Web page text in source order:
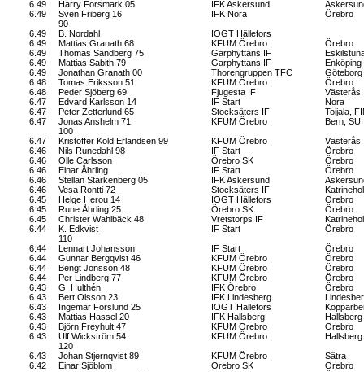
6.49
Harry Forsmark 05 IFK Askersund
6.49
Sven Friberg 16 IFK Nora
Örebro
90
6.49
B. Nordahl
IOGT Hällefors
6.49
Mattias Granath 68 KFUM Örebro
Örebro
6.49
Thomas Sandberg 75 Garphyttans IF
6.49
Mattias Sabith 79 Garphyttans IF
Enköping
6.49
Jonathan Granath 00 Thorengruppen TFC
Göteborg
6.48
Tomas Eriksson 51 KFUM Örebro
Örebro
6.48
Peder Sjöberg 69 Fjugesta IF
Västerås
6.47
Edvard Karlsson 14 IF Start
Nora
6.47
Peter Zetterlund 65 Stocksäters IF
Toijala,
6.47
Jonas Anshelm 71 KFUM Örebro
Bern, SUI
100
6.47
Kristoffer Kold Erlandsen 99 KFUM Örebro
Västerås
6.46
Nils Runedahl 98 IF Start
Örebro
6.46
Olle Carlsson Örebro SK
Örebro
6.46
Einar Åhrling IF Start
Örebro
6.46
Stellan Starkenberg 05 IFK Askersund
6.46
Vesa Rontti 72 Stocksäters IF
6.45
Helge Herou 14 IOGT Hällefors
Örebro
6.45
Rune Åhrling 25 Örebro SK
Örebro
6.45
Christer Wahlbäck 48 Vretstorps IF
6.44
K. Edkvist IF Start
Örebro
110
6.44
Lennart Johansson IF Start
Örebro
6.44
Gunnar Bergqvist 46 KFUM Örebro
Örebro
6.44
Bengt Jonsson 48 KFUM Örebro
Örebro
6.44
Per Lindberg 77 KFUM Örebro
Örebro
6.43
G. Hulthén IFK Örebro
Örebro
6.43
Bert Olsson 23 IFK Lindesberg
6.43
Ingemar Forslund 25 IOGT Hällefors
6.43
Mattias Hassel 20 IFK Hallsberg
Hallsberg
6.43
Björn Freyhult 47 KFUM Örebro
Örebro
6.43
Ulf Wickström 54 KFUM Örebro
Hallsberg
120
6.43
Johan Stjernqvist 89 KFUM Örebro
Sätra
6.42
Einar Sjöblom Örebro SK
Örebro